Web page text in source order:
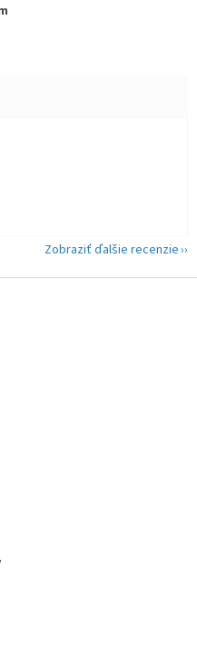
5 z 5 hviezdičiek.
Zobraziť ďalšie recenzie